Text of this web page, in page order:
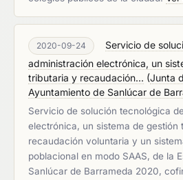
2020-09-24
Servicio de
administración electrónica, un
tributaria y recaudación... (Junta
Ayuntamiento de Sanlúcar de
Servicio de solución tecnológica
electrónica, un sistema de gestión
recaudación voluntaria y un
poblacional en modo SAAS, de la
Sanlúcar de Barrameda 2020,